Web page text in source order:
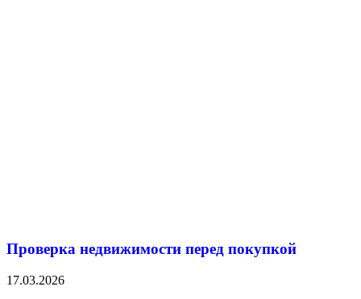
Проверка недвижимости перед покупкой
17.03.2026